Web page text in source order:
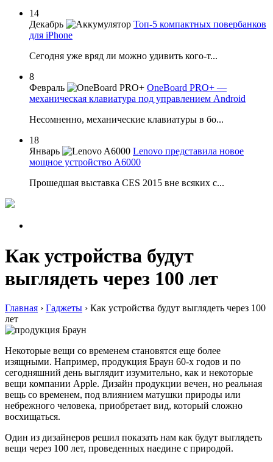
14
Декабрь
Топ-5 компактных повербанков
для iPhone
Сегодня уже вряд ли можно удивить кого-т...
8
Февраль
OneBoard PRO+ —
механическая клавиатура под управлением Android
Несомненно, механические клавиатуры в бо...
18
Январь
Lenovo представила новое
мощное устройство A6000
Прошедшая выставка CES 2015 вне всяких с...
Как устройства будут
выглядеть через 100 лет
Главная › Гаджеты › Как устройства будут выглядеть через 100
лет
Некоторые вещи со временем становятся еще более
изящными. Например, продукция Браун 60-х годов и по
сегодняшний день выглядит изумительно, как и некоторые
вещи компании Apple. Дизайн продукции вечен, но реальная
вещь со временем, под влиянием матушки природы или
небрежного человека, приобретает вид, который сложно
восхищаться.
Один из дизайнеров решил показать нам как будут выглядеть
вещи через 100 лет, проведенных наедине с природой.